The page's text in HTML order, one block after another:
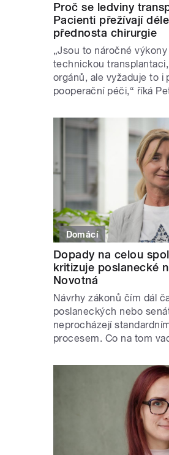
Proč se ledviny
Pacienti přežívají
přednosta chirurgie
„Jsou to náročné
technickou
orgánů, ale vyžaduje to i
pooperační péči,“ říká
Domácí
Dopady na celou
kritizuje poslanecké
Novotná
Návrhy zákonů čím dál
poslaneckých nebo
neprocházejí
procesem. Co na tom